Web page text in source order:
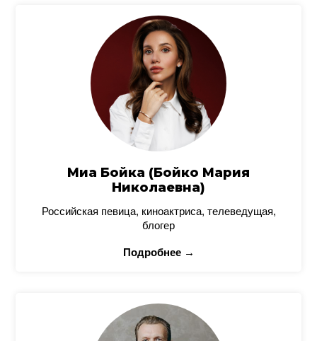
Миа Бойка (Бойко Мария
Николаевна)
Российская певица, киноактриса, телеведущая,
блогер
Подробнее →